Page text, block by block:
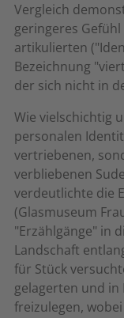
Vergleich
geringeres
artikulierten
Bezeichnung
der sich nicht in
Wie vielschichtig
personalen
vertriebenen,
verbliebenen
verdeutlichte die
(Glasmuseum
"Erzählgänge" in
Landschaft
für Stück
gelagerten und
freizulegen,